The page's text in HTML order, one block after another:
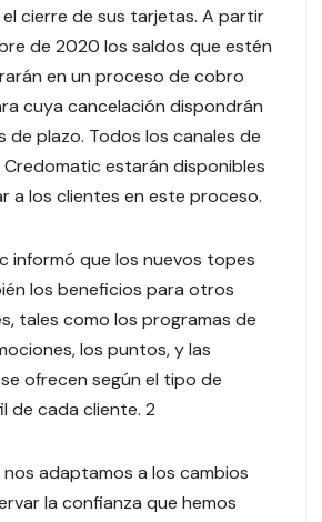
cierre de sus tarjetas. A partir
de 2020 los saldos que estén
en un proceso de cobro
cuya cancelación dispondrán
de plazo. Todos los canales de
Credomatic estarán disponibles
a los clientes en este proceso.
informó que los nuevos topes
los beneficios para otros
tales como los programas de
los puntos, y las
ofrecen según el tipo de
de cada cliente. 2
nos adaptamos a los cambios
la confianza que hemos